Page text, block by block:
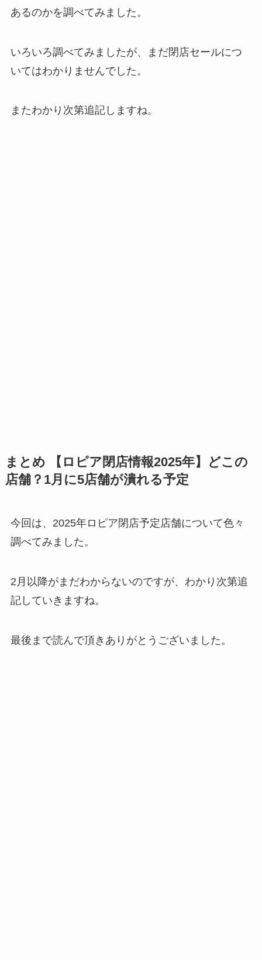
あるのかを調べてみました。
いろいろ調べてみましたが、まだ閉店セールにつ
いてはわかりませんでした。
またわかり次第追記しますね。
まとめ 【ロピア閉店情報2025年】どこの
店舗？1月に5店舗が潰れる予定
今回は、2025年ロピア閉店予定店舗について色々
調べてみました。
2月以降がまだわからないのですが、わかり次第追
記していきますね。
最後まで読んで頂きありがとうございました。